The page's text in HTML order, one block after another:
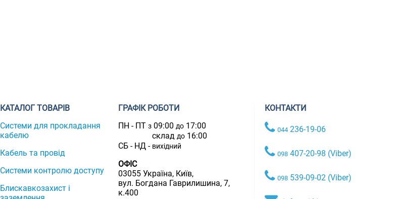
КАТАЛОГ ТОВАРІВ
Системи для прокладання
кабелю
Кабель та провід
Системи контролю доступу
Блискавкозахист і
ГРАФІК РОБОТИ
ПН - ПТ з09:00 до17:00
склад до16:00
СБ - НД - вихідний
ОФІС
03055 Україна, Київ,
вул. Богдана Гаврилишина, 7,
к.400
КОНТАКТИ
044 236-19-06
098 407-20-98 (Viber)
098 539-09-02 (Viber)